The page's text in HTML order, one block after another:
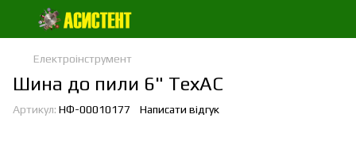
Електроінструмент
Шина до пили 6" ТехАС
Артикул: НФ-00010177 Написати відгук